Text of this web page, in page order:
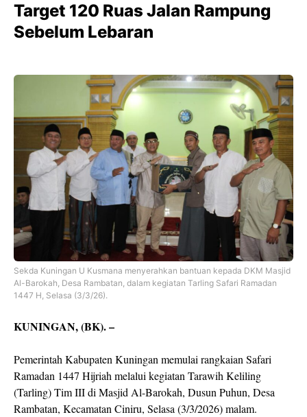
Target 120 Ruas Jalan Rampung
Sebelum Lebaran
Sekda Kuningan U Kusmana menyerahkan bantuan kepada DKM Masjid
Al-Barokah, Desa Rambatan, dalam kegiatan Tarling Safari Ramadan
1447 H, Selasa (3/3/26).
KUNINGAN, (BK). –
Pemerintah Kabupaten Kuningan memulai rangkaian Safari
Ramadan 1447 Hijriah melalui kegiatan Tarawih Keliling
(Tarling) Tim III di Masjid Al-Barokah, Dusun Puhun, Desa
Rambatan, Kecamatan Ciniru, Selasa (3/3/2026) malam.